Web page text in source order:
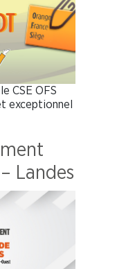
CSE OFS
exceptionnel
Landes